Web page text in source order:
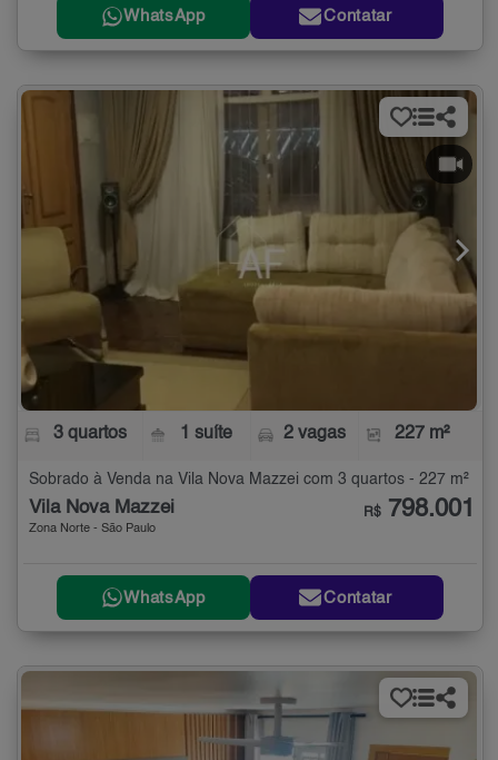
WhatsApp Contatar
3 quartos 1 suíte 2 vagas 227 m²
Sobrado à Venda na Vila Nova Mazzei com 3 quartos - 227 m²
Vila Nova Mazzei
Zona Norte - São Paulo
R$ 798.001
WhatsApp Contatar